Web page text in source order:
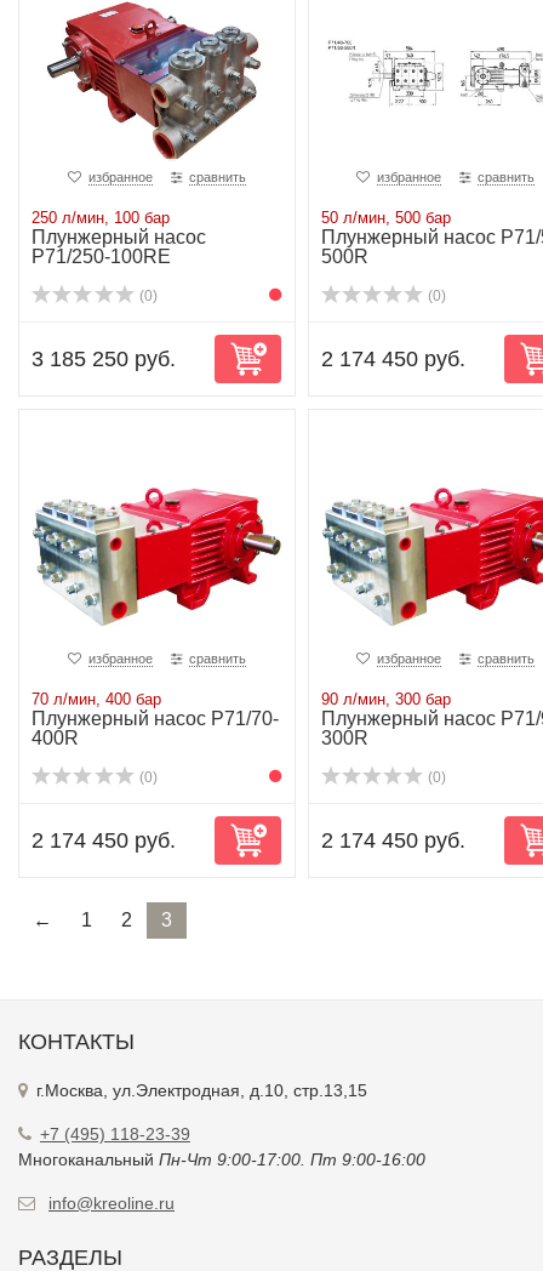
избранное сравнить
250 л/мин, 100 бар
Плунжерный насос
P71/250-100RE
(0)
3 185 250 руб.
избранное сравнить
50 л/мин, 500 бар
Плунжерный насос
500R
(0)
2 174 450 руб.
избранное сравнить
70 л/мин, 400 бар
Плунжерный насос P71/70-
400R
(0)
2 174 450 руб.
избранное сравнить
90 л/мин, 300 бар
Плунжерный насос
300R
(0)
2 174 450 руб.
← 1 2 3
КОНТАКТЫ
г.Москва, ул.Электродная, д.10, стр.13,15
+7 (495) 118-23-39
Многоканальный Пн-Чт 9:00-17:00. Пт 9:00-16:00
info@kreoline.ru
РАЗДЕЛЫ